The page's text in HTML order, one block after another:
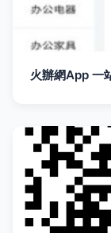
火辦網App 一